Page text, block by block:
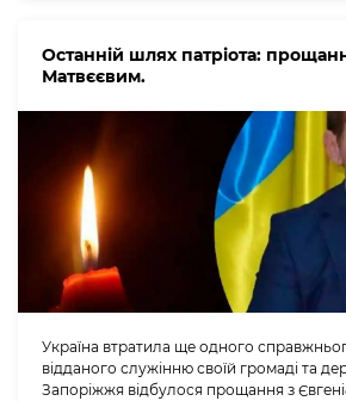
Останній шлях патріота:
Матвєєвим.
Україна втратила ще одного
відданого служінню своїй громаді та
Запоріжжя відбулося прощання з